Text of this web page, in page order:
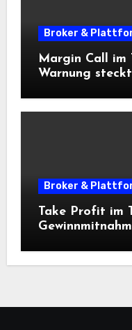
Broker &
Margin Call im
Warnung
Broker &
Take Profit im